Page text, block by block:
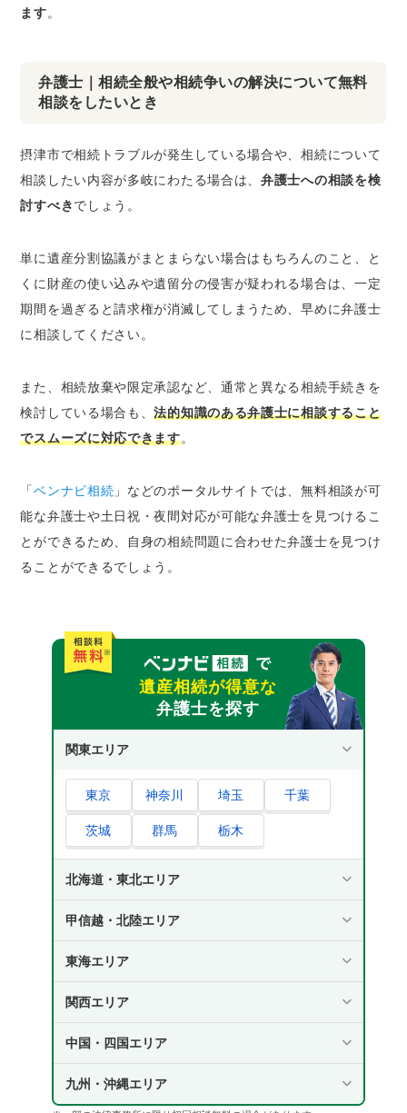
ます。
弁護士｜相続全般や相続争いの解決について無料
相談をしたいとき
摂津市で相続トラブルが発生している場合や、相続について
相談したい内容が多岐にわたる場合は、弁護士への相談を検
討すべきでしょう。
単に遺産分割協議がまとまらない場合はもちろんのこと、と
くに財産の使い込みや遺留分の侵害が疑われる場合は、一定
期間を過ぎると請求権が消滅してしまうため、早めに弁護士
に相談してください。
また、相続放棄や限定承認など、通常と異なる相続手続きを
検討している場合も、法的知識のある弁護士に相談すること
でスムーズに対応できます。
「ベンナビ相続 」などのポータルサイトでは、無料相談が可
能な弁護士や土日祝・夜間対応が可能な弁護士を見つけるこ
とができるため、自身の相続問題に合わせた弁護士を見つけ
ることができるでしょう。
遺産相続が得意な
弁護士を探す
関東エリア
東京 神奈川 埼玉 千葉
茨城 群馬 栃木
北海道・東北エリア
甲信越・北陸エリア
東海エリア
関西エリア
中国・四国エリア
九州・沖縄エリア